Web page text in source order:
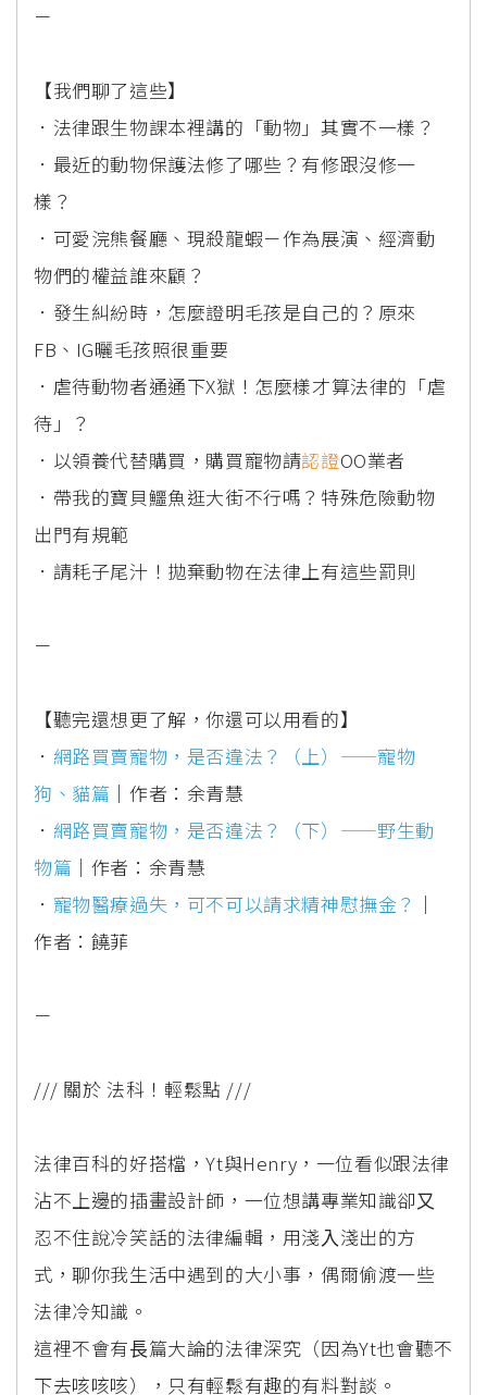
－
【我們聊了這些】
．法律跟生物課本裡講的「動物」其實不一樣？
．最近的動物保護法修了哪些？有修跟沒修一
樣？
．可愛浣熊餐廳、現殺龍蝦－作為展演、經濟動
物們的權益誰來顧？
．發生糾紛時，怎麼證明毛孩是自己的？原來
FB、IG曬毛孩照很重要
．虐待動物者通通下X獄！怎麼樣才算法律的「虐
待」？
．以領養代替購買，購買寵物請認證OO業者
．帶我的寶貝鱷魚逛大街不行嗎？特殊危險動物
出門有規範
．請耗子尾汁！拋棄動物在法律上有這些罰則
－
【聽完還想更了解，你還可以用看的】
． 網路買賣寵物，是否違法？（上）——寵物
狗、貓篇 ｜作者：余青慧
． 網路買賣寵物，是否違法？（下）——野生動
物篇 ｜作者：余青慧
． 寵物醫療過失，可不可以請求精神慰撫金？ ｜
作者：饒菲
－
/// 關於 法科！輕鬆點 ///
法律百科的好搭檔，Yt與Henry，⼀位看似跟法律
沾不上邊的插畫設計師，⼀位想講專業知識卻⼜
忍不住說冷笑話的法律編輯，⽤淺⼊淺出的⽅
式，聊你我⽣活中遇到的⼤⼩事，偶爾偷渡⼀些
法律冷知識。
這裡不會有⻑篇⼤論的法律深究（因為Yt也會聽不
下去咳咳咳），只有輕鬆有趣的有料對談。